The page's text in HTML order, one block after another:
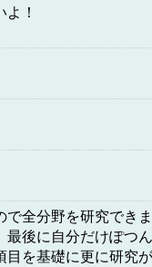
！
全分野を研究でき
後に自分だけぽつ
を基礎に更に研究